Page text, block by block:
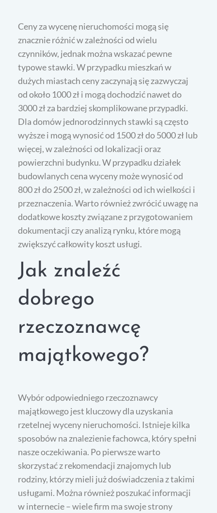
Ceny za wycenę nieruchomości mogą się
znacznie różnić w zależności od wielu
czynników, jednak można wskazać pewne
typowe stawki. W przypadku mieszkań w
dużych miastach ceny zaczynają się zazwyczaj
od około 1000 zł i mogą dochodzić nawet do
3000 zł za bardziej skomplikowane przypadki.
Dla domów jednorodzinnych stawki są często
wyższe i mogą wynosić od 1500 zł do 5000 zł lub
więcej, w zależności od lokalizacji oraz
powierzchni budynku. W przypadku działek
budowlanych cena wyceny może wynosić od
800 zł do 2500 zł, w zależności od ich wielkości i
przeznaczenia. Warto również zwrócić uwagę na
dodatkowe koszty związane z przygotowaniem
dokumentacji czy analizą rynku, które mogą
zwiększyć całkowity koszt usługi.
Jak znaleźć
dobrego
rzeczoznawcę
majątkowego?
Wybór odpowiedniego rzeczoznawcy
majątkowego jest kluczowy dla uzyskania
rzetelnej wyceny nieruchomości. Istnieje kilka
sposobów na znalezienie fachowca, który spełni
nasze oczekiwania. Po pierwsze warto
skorzystać z rekomendacji znajomych lub
rodziny, którzy mieli już doświadczenia z takimi
usługami. Można również poszukać informacji
w internecie – wiele firm ma swoje strony